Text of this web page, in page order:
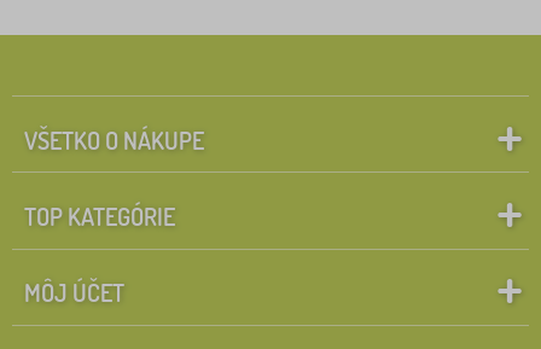
VŠETKO O NÁKUPE
TOP KATEGÓRIE
MÔJ ÚČET